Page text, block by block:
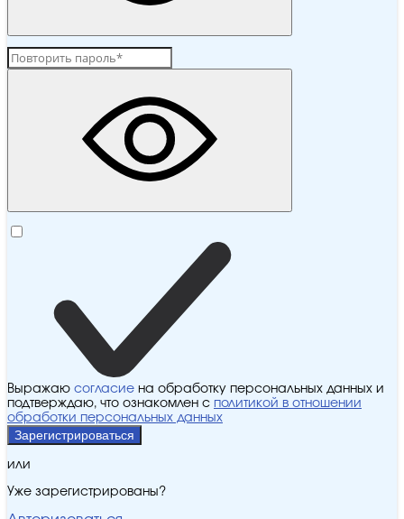
Выражаю согласие на обработку персональных данных и
подтверждаю, что ознакомлен с политикой в отношении
обработки персональных данных
Зарегистрироваться
или
Уже зарегистрированы?